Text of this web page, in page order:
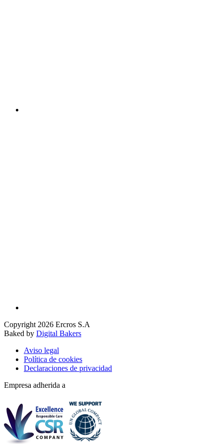
Copyright 2026 Ercros S.A
Baked by Digital Bakers
Aviso legal
Política de cookies
Declaraciones de privacidad
Empresa adherida a